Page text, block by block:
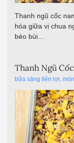
Thanh ngũ cốc
hòa giữa vị chua
béo bùi…
Thanh Ngũ
bữa sáng tiện lợi,